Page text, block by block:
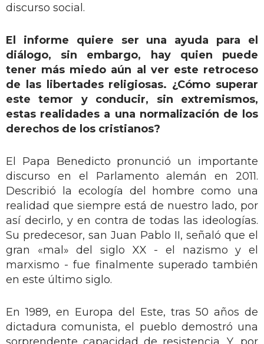
discurso social.
El informe quiere ser una ayuda para el
diálogo, sin embargo, hay quien puede
tener más miedo aún al ver este retroceso
de las libertades religiosas. ¿Cómo superar
este temor y conducir, sin extremismos,
estas realidades a una normalización de los
derechos de los cristianos?
El Papa Benedicto pronunció un importante
discurso en el Parlamento alemán en 2011.
Describió la ecología del hombre como una
realidad que siempre está de nuestro lado, por
así decirlo, y en contra de todas las ideologías.
Su predecesor, san Juan Pablo II, señaló que el
gran «mal» del siglo XX - el nazismo y el
marxismo - fue finalmente superado también
en este último siglo.
En 1989, en Europa del Este, tras 50 años de
dictadura comunista, el pueblo demostró una